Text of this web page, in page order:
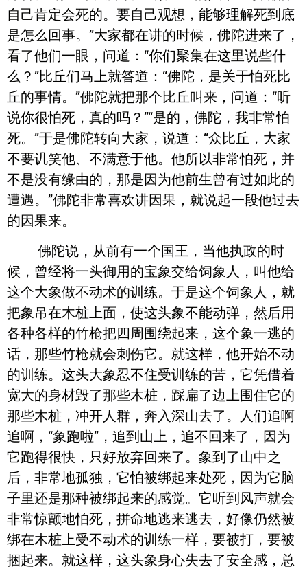
自己肯定会死的。要自己观想，能够理解死到底
是怎么回事。”大家都在讲的时候，佛陀进来了，
看了他们一眼，问道：“你们聚集在这里说些什
么？”比丘们马上就答道：“佛陀，是关于怕死比
丘的事情。”佛陀就把那个比丘叫来，问道：“听
说你很怕死，真的吗？”“是的，佛陀，我非常怕
死。”于是佛陀转向大家，说道：“众比丘，大家
不要讥笑他、不满意于他。他所以非常怕死，并
不是没有缘由的，那是因为他前生曾有过如此的
遭遇。”佛陀非常喜欢讲因果，就说起一段他过去
的因果来。
佛陀说，从前有一个国王，当他执政的时
候，曾经将一头御用的宝象交给饲象人，叫他给
这个大象做不动术的训练。于是这个饲象人，就
把象吊在木桩上面，使这头象不能动弹，然后用
各种各样的竹枪把四周围绕起来，这个象一逃的
话，那些竹枪就会刺伤它。就这样，他开始不动
的训练。这头大象忍不住受训练的苦，它凭借着
宽大的身材毁了那些木桩，踩扁了边上围住它的
那些木桩，冲开人群，奔入深山去了。人们追啊
追啊，“象跑啦”，追到山上，追不回来了，因为
它跑得很快，只好放弃回来了。象到了山中之
后，非常地孤独，它怕被绑起来处死，因为它脑
子里还是那种被绑起来的感觉。它听到风声就会
非常惊颤地怕死，拼命地逃来逃去，好像仍然被
绑在木桩上受不动术的训练一样，要被打，要被
捆起来。就这样，这头象身心失去了安全感，总